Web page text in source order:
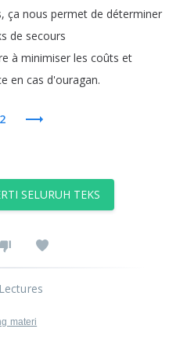
, ça nous permet de déterminer
de secours
à minimiser les coûts et
en cas d'ouragan.
2
SELURUH TEKS
Lectures
materi